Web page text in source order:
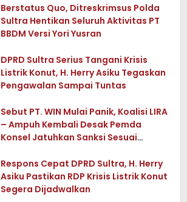
Berstatus Quo, Ditreskrimsus Polda
Sultra Hentikan Seluruh Aktivitas PT
BBDM Versi Yori Yusran
DPRD Sultra Serius Tangani Krisis
Listrik Konut, H. Herry Asiku Tegaskan
Pengawalan Sampai Tuntas
Sebut PT. WIN Mulai Panik, Koalisi LIRA
– Ampuh Kembali Desak Pemda
Konsel Jatuhkan Sanksi Sesuai
Respons Cepat DPRD Sultra, H. Herry
Asiku Pastikan RDP Krisis Listrik Konut
Segera Dijadwalkan